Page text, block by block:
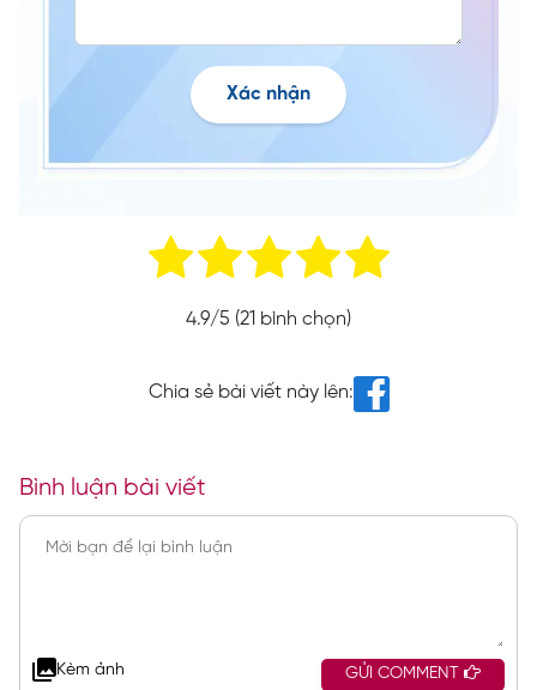
Xác nhận
4.9/5 (21 bình chọn)
Chia sẻ bài viết này lên:
Bình luận bài viết
Kèm ảnh GỬI COMMENT